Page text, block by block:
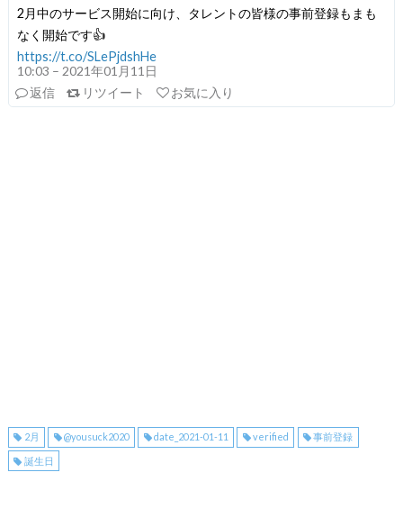
2月中のサービス開始に向け、タレントの皆様の事前登録もまも
なく開始です👍
https://t.co/SLePjdshHe
10:03 – 2021年01月11日
返信
リツイート お気に入り
2月 @yousuck2020 date_2021-01-11 verified 事前登録
誕生日